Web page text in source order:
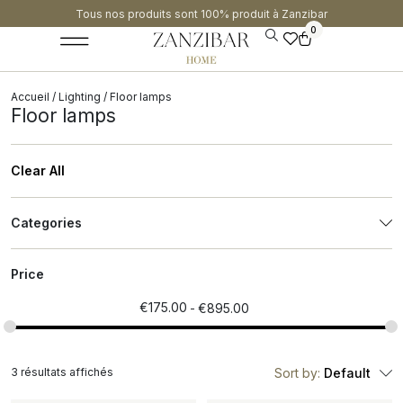
Tous nos produits sont 100% produit à Zanzibar​
0
Accueil / Lighting / Floor lamps
Floor lamps
Clear All
Categories
Price
€175.00 €895.00
Sort by: Default
3 résultats affichés